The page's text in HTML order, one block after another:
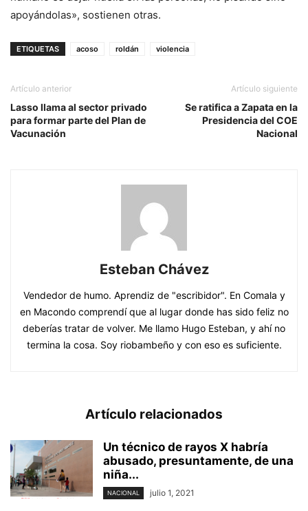
apoyándolas», sostienen otras.
ETIQUETAS acoso roldán violencia
Artículo anterior
Lasso llama al sector privado
para formar parte del Plan de
Vacunación
Artículo siguiente
Se ratifica a Zapata en la
Presidencia del COE
Nacional
Esteban Chávez
Vendedor de humo. Aprendiz de "escribidor". En Comala y
en Macondo comprendí que al lugar donde has sido feliz no
deberías tratar de volver. Me llamo Hugo Esteban, y ahí no
termina la cosa. Soy riobambeño y con eso es suficiente.
Artículo relacionados
Un técnico de rayos X habría
abusado, presuntamente, de una
niña...
NACIONAL julio 1, 2021